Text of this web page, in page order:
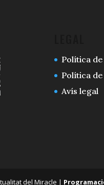
Política
Política
Avís legal
del Miracle |